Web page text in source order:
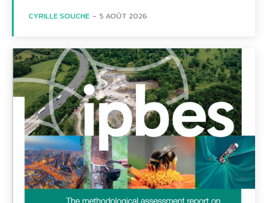
CYRILLE SOUCHE - 5 AOÛT 2026